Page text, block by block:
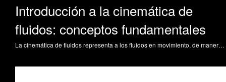
Introducción a la cinemática de
fluidos: conceptos fundamentales
La cinemática de fluidos representa a los fluidos en movimiento, de manera que hay que analizar los aspectos de velocidad de dichos movimientos. Se plantea en este objeto de aprendizaje la clasificación de los flujos con objeto de reconocer las características de los mismos en base a los aspectos del movimiento. Se presenta asimismo los diferentes enfoques en cuanto al análisis de coordenadas de los mismos así como los conceptos básicos de trayectoria y línea de corriente, tan ligados al análisis cinemático de la mecánica de fluidos. López Jiménez, PA. (2014). Introducción a la cinemática de fluidos: conceptos fundamentales. https://riunet.upv.es/handle/10251/38630